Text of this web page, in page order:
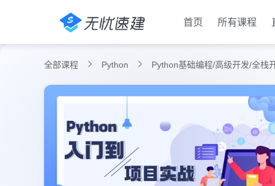
首页 所有课程
全部课程 Python Python基础编程/高级开发/全栈